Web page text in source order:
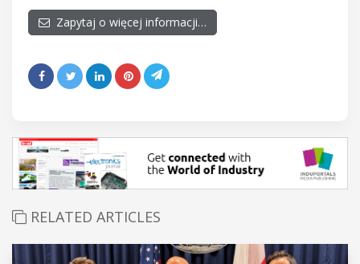
Zapytaj o więcej informacji…
RELATED ARTICLES